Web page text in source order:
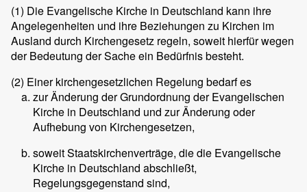
(1) Die Evangelische Kirche in Deutschland kann ihre
Angelegenheiten und ihre Beziehungen zu Kirchen im
Ausland durch Kirchengesetz regeln, soweit hierfür wegen
der Bedeutung der Sache ein Bedürfnis besteht.
(2) Einer kirchengesetzlichen Regelung bedarf es
zur Änderung der Grundordnung der Evangelischen
Kirche in Deutschland und zur Änderung oder
Aufhebung von Kirchengesetzen,
soweit Staatskirchenverträge, die die Evangelische
Kirche in Deutschland abschließt,
Regelungsgegenstand sind,